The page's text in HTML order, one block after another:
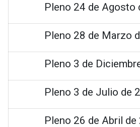
Pleno 24 de Agosto
Pleno 28 de Marzo
Pleno 3 de
Pleno 3 de Julio de
Pleno 26 de Abril de